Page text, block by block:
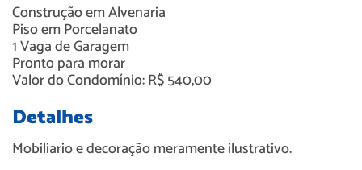
Construção emAlvenaria
Piso emPorcelanato
1Vaga de Garagem
Pronto para morar
Valor do Condomínio: R$ 540,00
Detalhes
Mobiliario e decoração meramente ilustrativo.